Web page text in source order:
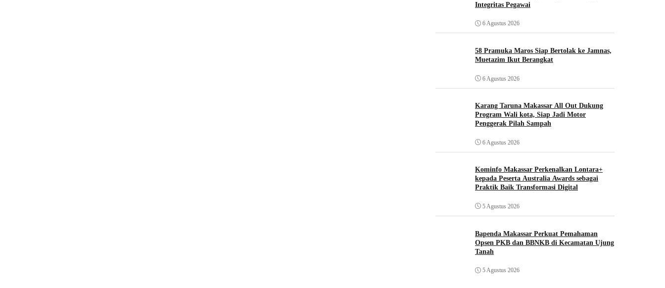
Integritas Pegawai
6 Agustus 2026
58 Pramuka Maros Siap Bertolak ke Jamnas,
Muetazim Ikut Berangkat
6 Agustus 2026
Karang Taruna Makassar All Out Dukung
Program Wali kota, Siap Jadi Motor
Penggerak Pilah Sampah
6 Agustus 2026
Kominfo Makassar Perkenalkan Lontara+
kepada Peserta Australia Awards sebagai
Praktik Baik Transformasi Digital
5 Agustus 2026
Bapenda Makassar Perkuat Pemahaman
Opsen PKB dan BBNKB di Kecamatan Ujung
Tanah‎
5 Agustus 2026